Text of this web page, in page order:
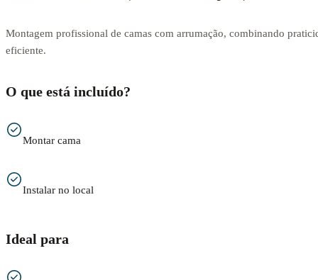
Montagem profissional de camas com arrumação, combinando
eficiente.
O que está incluído?
Montar cama
Instalar no local
Ideal para